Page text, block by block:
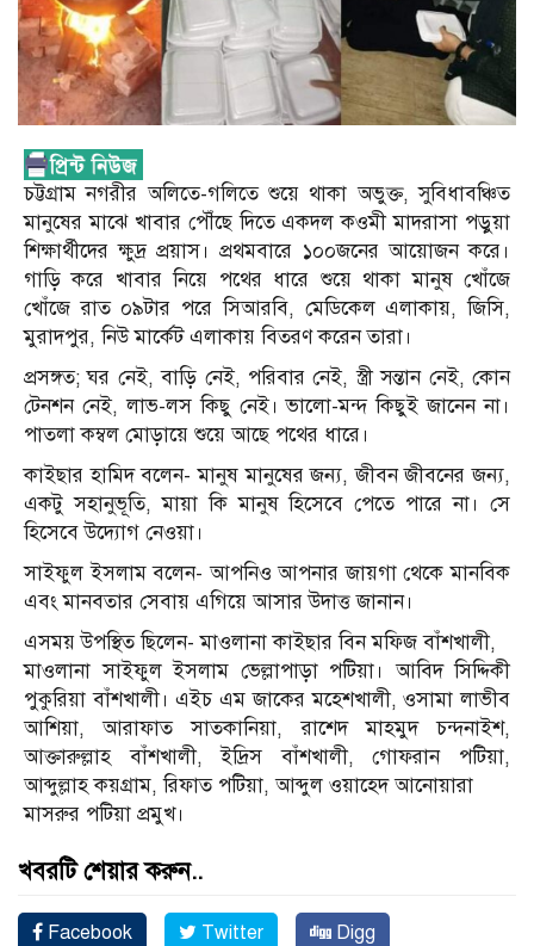
চট্টগ্রাম নগরীর অলিতে-গলিতে শুয়ে থাকা অভুক্ত, সুবিধাবঞ্চিত
মানুষের মাঝে খাবার পৌঁছে দিতে একদল কওমী মাদরাসা পড়ুয়া
শিক্ষার্থীদের ক্ষুদ্র প্রয়াস। প্রথমবারে ১০০জনের আয়োজন করে।
গাড়ি করে খাবার নিয়ে পথের ধারে শুয়ে থাকা মানুষ খোঁজে
খোঁজে রাত ০৯টার পরে সিআরবি, মেডিকেল এলাকায়, জিসি,
মুরাদপুর, নিউ মার্কেট এলাকায় বিতরণ করেন তারা।
প্রসঙ্গত; ঘর নেই, বাড়ি নেই, পরিবার নেই, স্ত্রী সন্তান নেই, কোন
টেনশন নেই, লাভ-লস কিছু নেই। ভালো-মন্দ কিছুই জানেন না।
পাতলা কম্বল মোড়ায়ে শুয়ে আছে পথের ধারে।
কাইছার হামিদ বলেন- মানুষ মানুষের জন্য, জীবন জীবনের জন্য,
একটু সহানুভূতি, মায়া কি মানুষ হিসেবে পেতে পারে না। সে
হিসেবে উদ্যোগ নেওয়া।
সাইফুল ইসলাম বলেন- আপনিও আপনার জায়গা থেকে মানবিক
এবং মানবতার সেবায় এগিয়ে আসার উদাত্ত জানান।
এসময় উপস্থিত ছিলেন- মাওলানা কাইছার বিন মফিজ বাঁশখালী,
মাওলানা সাইফুল ইসলাম ভেল্লাপাড়া পটিয়া। আবিদ সিদ্দিকী
পুকুরিয়া বাঁশখালী। এইচ এম জাকের মহেশখালী, ওসামা লাভীব
আশিয়া, আরাফাত সাতকানিয়া, রাশেদ মাহমুদ চন্দনাইশ,
আক্তারুল্লাহ বাঁশখালী, ইদ্রিস বাঁশখালী, গোফরান পটিয়া,
আব্দুল্লাহ কয়গ্রাম, রিফাত পটিয়া, আব্দুল ওয়াহেদ আনোয়ারা
মাসরুর পটিয়া প্রমুখ।
খবরটি শেয়ার করুন..
Facebook Twitter Digg